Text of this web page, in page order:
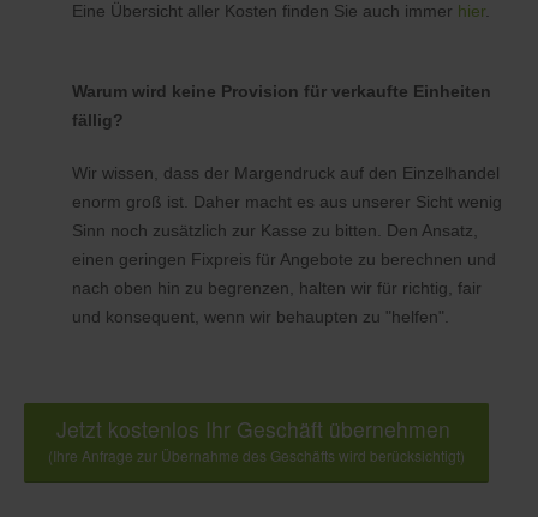
Eine Übersicht aller Kosten finden Sie auch immer hier.
Warum wird keine Provision für verkaufte Einheiten
fällig?
Wir wissen, dass der Margendruck auf den Einzelhandel
enorm groß ist. Daher macht es aus unserer Sicht wenig
Sinn noch zusätzlich zur Kasse zu bitten. Den Ansatz,
einen geringen Fixpreis für Angebote zu berechnen und
nach oben hin zu begrenzen, halten wir für richtig, fair
und konsequent, wenn wir behaupten zu "helfen".
Jetzt kostenlos Ihr Geschäft übernehmen
(Ihre Anfrage zur Übernahme des Geschäfts wird berücksichtigt)